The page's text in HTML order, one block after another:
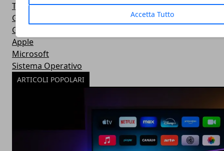
Accetta Tutto
Tablet
Giochi
Giochi
Apple
Microsoft
Sistema Operativo
ARTICOLI POPOLARI